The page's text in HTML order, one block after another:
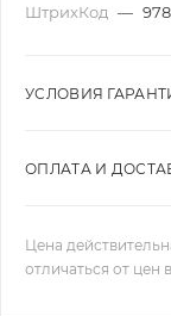
ШтрихКод —
УСЛОВИЯ
ОПЛАТА И
Цена
отличаться от цен